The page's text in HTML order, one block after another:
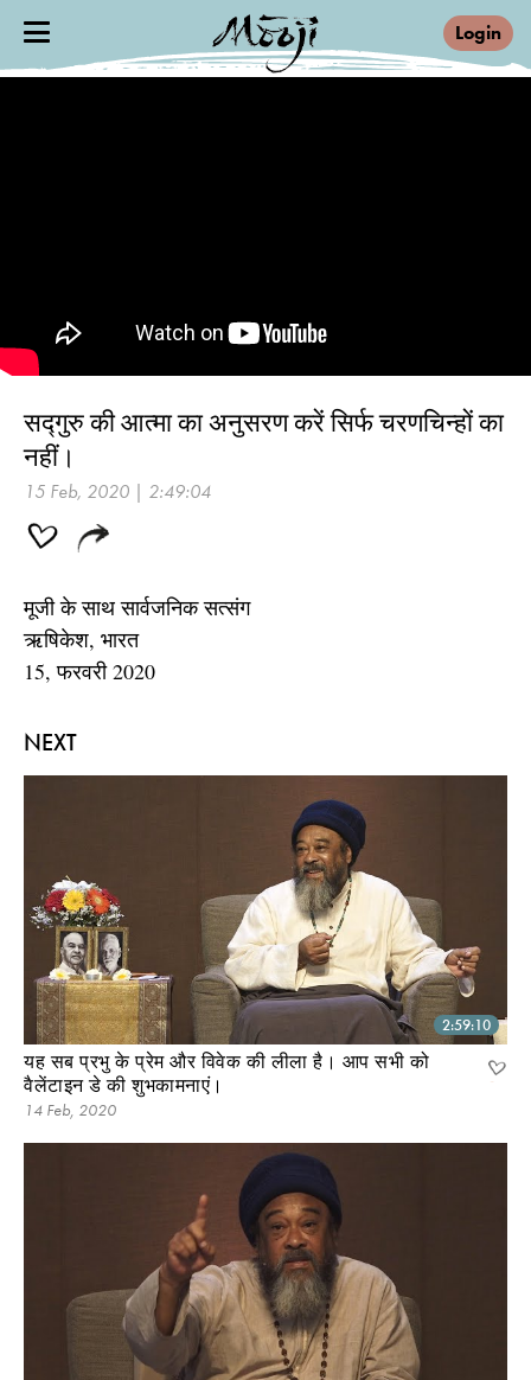
Login
NEXT
2:59:10
यह सब प्रभु के प्रेम और विवेक की लीला है। आप सभी को
वैलेंटाइन डे की शुभकामनाएं।
14 Feb, 2020
सद्गुरु की आत्मा का अनुसरण करें सिर्फ चरणचिन्हों का
नहीं।
15 Feb, 2020 | 2:49:04
मूजी के साथ सार्वजनिक सत्संग
ऋषिकेश, भारत
15, फरवरी 2020